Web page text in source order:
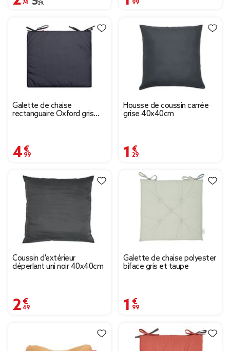
Galette de chaise
rectanguaire Oxford gris
4,99 €
Housse de coussin carrée
grise 40x40cm
1,29 €
Coussin d'extérieur
déperlant uni noir 40x40cm
2,49 €
Galette de chaise polyester
biface gris et taupe
1,99 €